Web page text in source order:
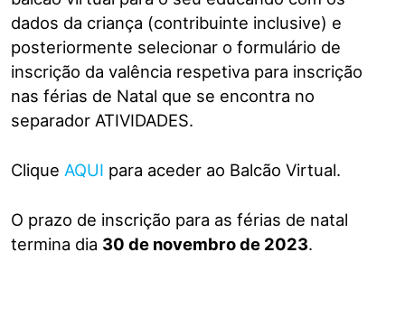
dados da criança (contribuinte inclusive) e
posteriormente selecionar o formulário de
inscrição da valência respetiva para inscrição
nas férias de Natal que se encontra no
separador ATIVIDADES.
Clique AQUI para aceder ao Balcão Virtual.
O prazo de inscrição para as férias de natal
termina dia 30 de novembro de 2023.